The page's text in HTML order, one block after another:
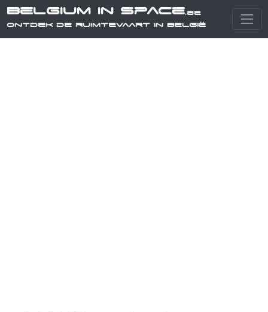
Belgium in Space.be
Ontdek de ruimtevaart in België